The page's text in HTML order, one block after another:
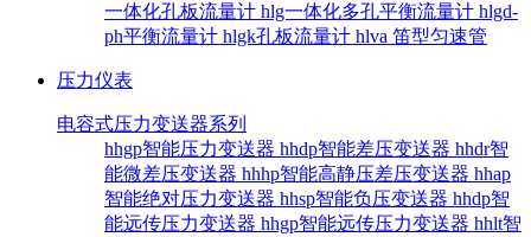
一体化孔板流量计 hlg一体化多孔平衡流量计 hlgd-
ph平衡流量计 hlgk孔板流量计 hlva 笛型匀速管
压力仪表
电容式压力变送器系列
hhgp智能压力变送器 hhdp智能差压变送器 hhdr智
能微差压变送器 hhhp智能高静压差压变送器 hhap
智能绝对压力变送器 hhsp智能负压变送器 hhdp智
能远传压力变送器 hhgp智能远传压力变送器 hhlt智